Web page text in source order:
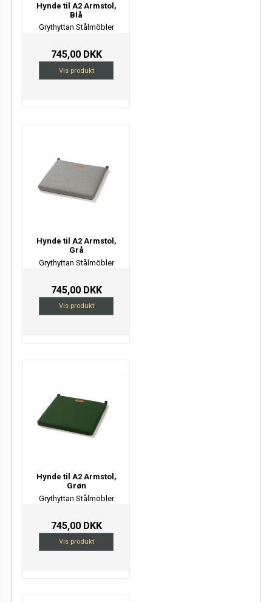
Hynde til A2 Armstol,
Blå
Grythyttan Stålmöbler
745,00 DKK
Vis produkt
Hynde til A2 Armstol,
Grå
Grythyttan Stålmöbler
745,00 DKK
Vis produkt
Hynde til A2 Armstol,
Grøn
Grythyttan Stålmöbler
745,00 DKK
Vis produkt